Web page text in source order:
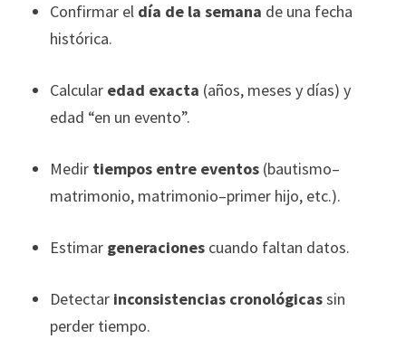
Confirmar el día de la semana de una fecha
histórica.
Calcular edad exacta (años, meses y días) y
edad “en un evento”.
Medir tiempos entre eventos(bautismo–
matrimonio, matrimonio–primer hijo, etc.).
Estimar generacionescuando faltan datos.
Detectar inconsistencias cronológicassin
perder tiempo.